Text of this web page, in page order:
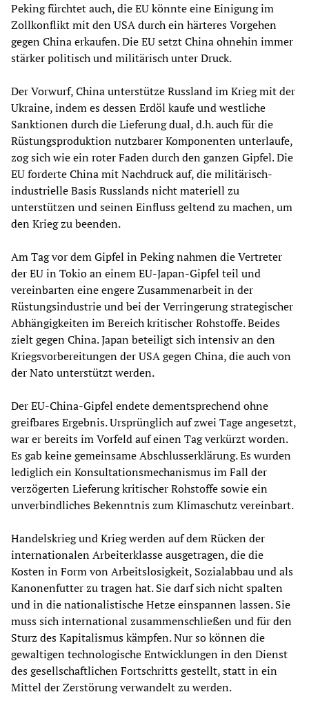
Peking fürchtet auch, die EU könnte eine Einigung im
Zollkonflikt mit den USA durch ein härteres Vorgehen
gegen China erkaufen. Die EU setzt China ohnehin immer
stärker politisch und militärisch unter Druck.
Der Vorwurf, China unterstütze Russland im Krieg mit der
Ukraine, indem es dessen Erdöl kaufe und westliche
Sanktionen durch die Lieferung dual, d.h. auch für die
Rüstungsproduktion nutzbarer Komponenten unterlaufe,
zog sich wie ein roter Faden durch den ganzen Gipfel. Die
EU forderte China mit Nachdruck auf, die militärisch-
industrielle Basis Russlands nicht materiell zu
unterstützen und seinen Einfluss geltend zu machen, um
den Krieg zu beenden.
Am Tag vor dem Gipfel in Peking nahmen die Vertreter
der EU in Tokio an einem EU-Japan-Gipfel teil und
vereinbarten eine engere Zusammenarbeit in der
Rüstungsindustrie und bei der Verringerung strategischer
Abhängigkeiten im Bereich kritischer Rohstoffe. Beides
zielt gegen China. Japan beteiligt sich intensiv an den
Kriegsvorbereitungen der USA gegen China, die auch von
der Nato unterstützt werden.
Der EU-China-Gipfel endete dementsprechend ohne
greifbares Ergebnis. Ursprünglich auf zwei Tage angesetzt,
war er bereits im Vorfeld auf einen Tag verkürzt worden.
Es gab keine gemeinsame Abschlusserklärung. Es wurden
lediglich ein Konsultationsmechanismus im Fall der
verzögerten Lieferung kritischer Rohstoffe sowie ein
unverbindliches Bekenntnis zum Klimaschutz vereinbart.
Handelskrieg und Krieg werden auf dem Rücken der
internationalen Arbeiterklasse ausgetragen, die die
Kosten in Form von Arbeitslosigkeit, Sozialabbau und als
Kanonenfutter zu tragen hat. Sie darf sich nicht spalten
und in die nationalistische Hetze einspannen lassen. Sie
muss sich international zusammenschließen und für den
Sturz des Kapitalismus kämpfen. Nur so können die
gewaltigen technologische Entwicklungen in den Dienst
des gesellschaftlichen Fortschritts gestellt, statt in ein
Mittel der Zerstörung verwandelt zu werden.